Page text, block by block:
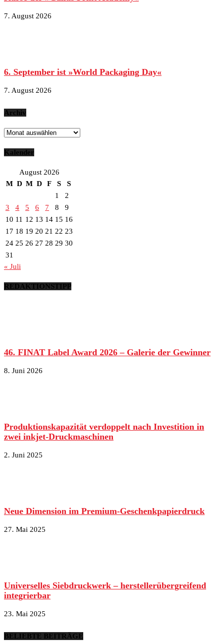
7. August 2026
6. September ist »World Packaging Day«
7. August 2026
Archiv
Archiv
Kalender
August 2026
M D M D F S
S
1
2
3
4 5 6 7 8
9
10 11 12 13 14 15 16
17 18 19 20 21 22 23
24 25 26 27 28 29 30
31
« Juli
REDAKTIONSTIPP
46. FINAT Label Award 2026 – Galerie der Gewinner
8. Juni 2026
Produktionskapazität verdoppelt nach Investition in
zwei inkjet-Druckmaschinen
2. Juni 2025
Neue Dimension im Premium-Geschenkpapierdruck
27. Mai 2025
Universelles Siebdruckwerk – herstellerübergreifend
integrierbar
23. Mai 2025
BELIEBTE BEITRÄGE